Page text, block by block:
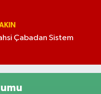
Çabadan Sistem